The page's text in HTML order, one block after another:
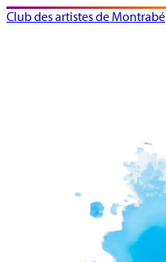
Club des artistes de Montrabé